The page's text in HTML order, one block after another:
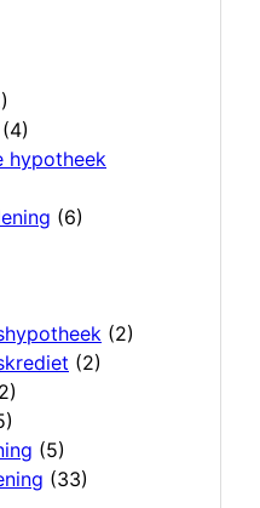
(4)
hypotheek
(6)
(2)
(2)
(5)
(33)